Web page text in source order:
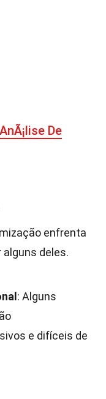
De
enfrenta
deles.
: Alguns
e difíceis de